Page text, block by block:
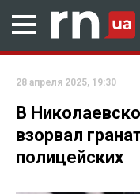
28 апреля 2025, 19:30
В
взорвал
полицейских